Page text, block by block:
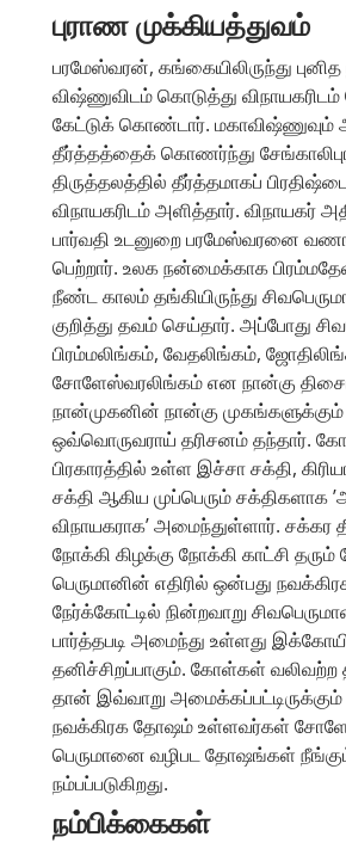
புராண முக்கியத்துவம்
பரமேஸ்வரன், கங்கையிலிருந்து புனித
விஷ்ணுவிடம் கொடுத்து விநாயகரிடம்
கேட்டுக் கொண்டார். மகாவிஷ்ணுவும்
தீர்த்தத்தைக் கொணர்ந்து
திருத்தலத்தில் தீர்த்தமாகப்
விநாயகரிடம் அளித்தார். விநாயகர்
பார்வதி உடனுறை பரமேஸ்வரனை
பெற்றார். உலக நன்மைக்காக
நீண்ட காலம் தங்கியிருந்து
குறித்து தவம் செய்தார். அப்போது
பிரம்மலிங்கம், வேதலிங்கம்,
சோளேஸ்வரலிங்கம் என நான்கு
நான்முகனின் நான்கு முகங்களுக்கும்
ஒவ்வொருவராய் தரிசனம் தந்தார்.
பிரகாரத்தில் உள்ள இச்சா சக்தி,
சக்தி ஆகிய முப்பெரும்
விநாயகராக’ அமைந்துள்ளார். சக்கர
நோக்கி கிழக்கு நோக்கி காட்சி
பெருமானின் எதிரில் ஒன்பது
நேர்க்கோட்டில் நின்றவாறு
பார்த்தபடி அமைந்து உள்ளது
தனிச்சிறப்பாகும். கோள்கள்
தான் இவ்வாறு
நவக்கிரக தோஷம் உள்ளவர்கள்
பெருமானை வழிபட தோஷங்கள்
நம்பப்படுகிறது.
நம்பிக்கைகள்